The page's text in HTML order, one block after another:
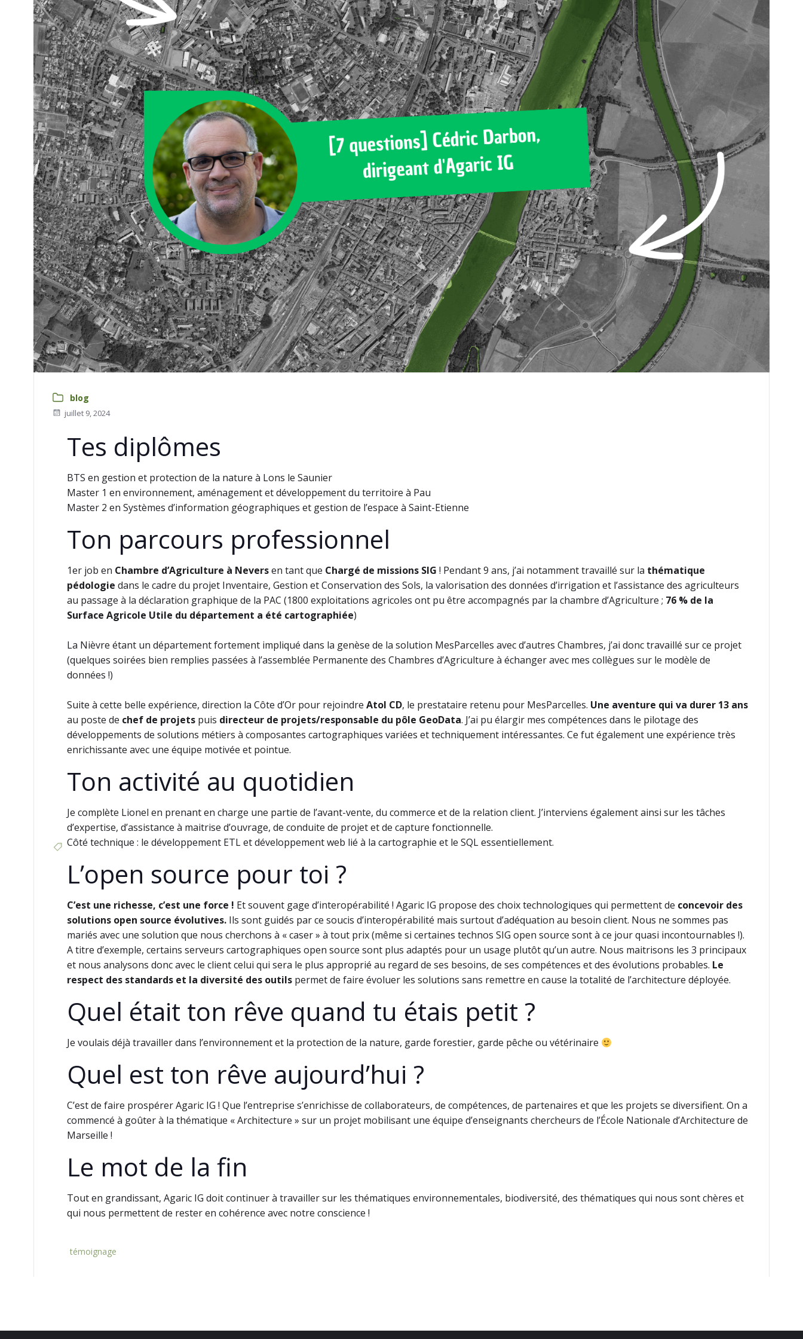
blog
juillet 9, 2024
Tes diplômes
BTS en gestion et protection de la nature à Lons le Saunier
Master 1 en environnement, aménagement et développement du territoire à Pau
Master 2 en Systèmes d’information géographiques et gestion de l’espace à Saint-Etienne
Ton parcours professionnel
1er job en Chambre d’Agriculture à Neversen tant que Chargé de missions SIG ! Pendant 9 ans, j’ai notamment travaillé sur la thématique
pédologie dans le cadre du projet Inventaire, Gestion et Conservation des Sols, la valorisation des données d’irrigation et l’assistance des agriculteurs
au passage à la déclaration graphique de la PAC (1800 exploitations agricoles ont pu être accompagnés par la chambre d’Agriculture ; 76 % de la
Surface Agricole Utile du département a été cartographiée)
La Nièvre étant un département fortement impliqué dans la genèse de la solution MesParcelles avec d’autres Chambres, j’ai donc travaillé sur ce projet
(quelques soirées bien remplies passées à l’assemblée Permanente des Chambres d’Agriculture à échanger avec mes collègues sur le modèle de
données !)
Suite à cette belle expérience, direction la Côte d’Or pour rejoindre Atol CD, le prestataire retenu pour MesParcelles. Une aventure qui va durer 13 ans
au poste de chef de projets puis directeur de projets/responsable du pôle GeoData. J’ai pu élargir mes compétences dans le pilotage des
développements de solutions métiers à composantes cartographiques variées et techniquement intéressantes. Ce fut également une expérience très
enrichissante avec une équipe motivée et pointue.
Ton activité au quotidien
Je complète Lionel en prenant en charge une partie de l’avant-vente, du commerce et de la relation client. J’interviens également ainsi sur les tâches
d’expertise, d’assistance à maitrise d’ouvrage, de conduite de projet et de capture fonctionnelle.
Côté technique : le développement ETL et développement web lié à la cartographie et le SQL essentiellement.
L’open source pour toi ?
C’est une richesse, c’est une force ! Et souvent gage d’interopérabilité ! Agaric IG propose des choix technologiques qui permettent de concevoir des
solutions open source évolutives. Ils sont guidés par ce soucis d’interopérabilité mais surtout d’adéquation au besoin client. Nous ne sommes pas
mariés avec une solution que nous cherchons à « caser » à tout prix (même si certaines technos SIG open source sont à ce jour quasi incontournables !).
A titre d’exemple, certains serveurs cartographiques open source sont plus adaptés pour un usage plutôt qu’un autre. Nous maitrisons les 3 principaux
et nous analysons donc avec le client celui qui sera le plus approprié au regard de ses besoins, de ses compétences et des évolutions probables. Le
respect des standards et la diversité des outils permet de faire évoluer les solutions sans remettre en cause la totalité de l’architecture déployée.
Quel était ton rêve quand tu étais petit ?
Je voulais déjà travailler dans l’environnement et la protection de la nature, garde forestier, garde pêche ou vétérinaire
Quel est ton rêve aujourd’hui ?
C’est de faire prospérer Agaric IG ! Que l’entreprise s’enrichisse de collaborateurs, de compétences, de partenaires et que les projets se diversifient. On a
commencé à goûter à la thématique « Architecture » sur un projet mobilisant une équipe d’enseignants chercheurs de l’École Nationale d’Architecture de
Marseille !
Le mot de la fin
Tout en grandissant, Agaric IG doit continuer à travailler sur les thématiques environnementales, biodiversité, des thématiques qui nous sont chères et
qui nous permettent de rester en cohérence avec notre conscience !
témoignage